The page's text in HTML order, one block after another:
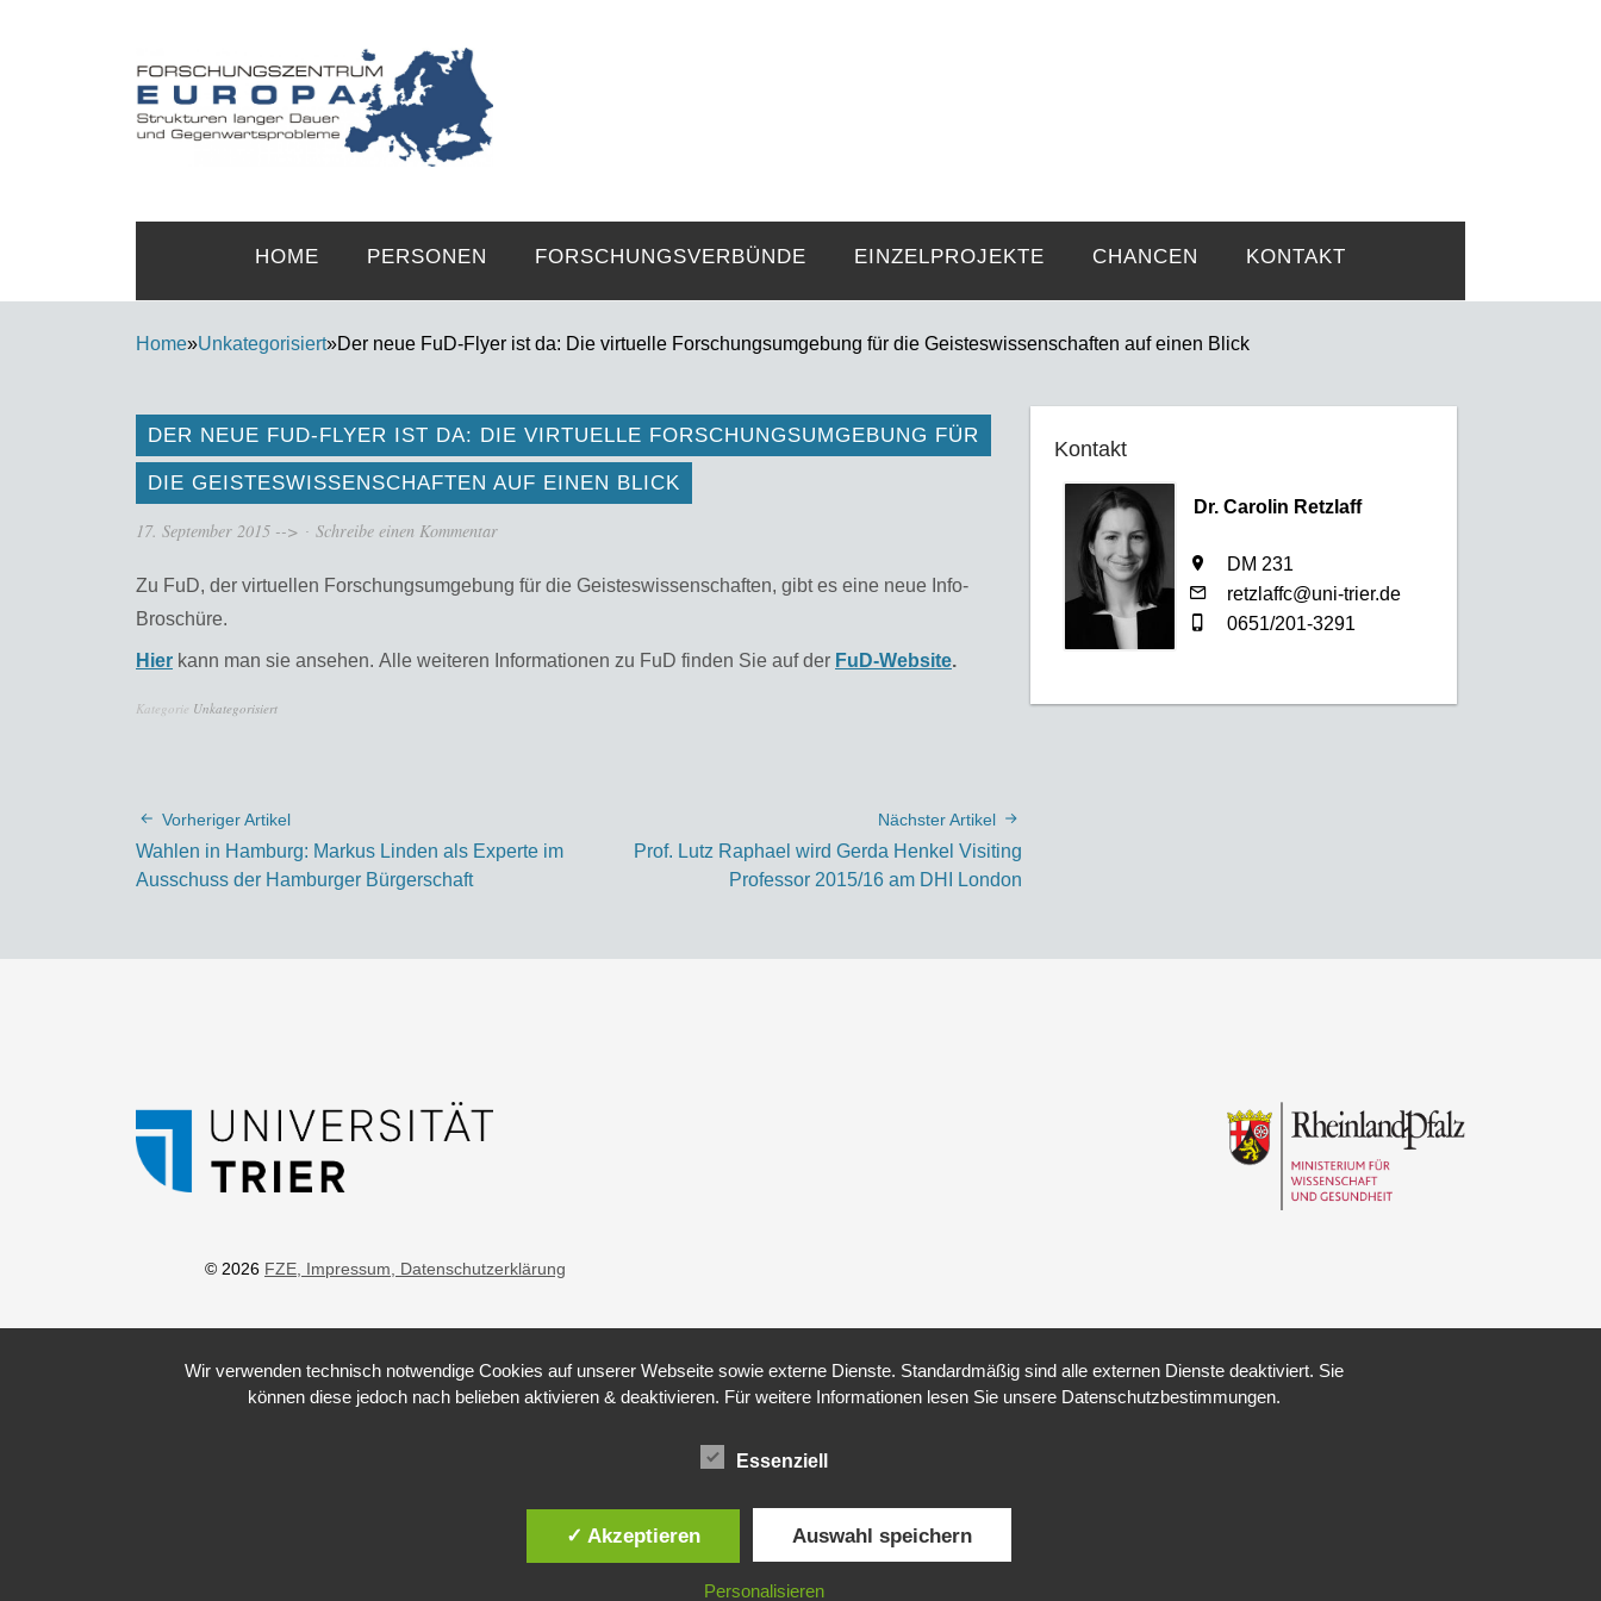
HOME PERSONEN FORSCHUNGSVERBÜNDE EINZELPROJEKTE CHANCEN KONTAKT
Home»Unkategorisiert»Der neue FuD-Flyer ist da: Die virtuelle Forschungsumgebung für die Geisteswissenschaften auf einen Blick
DER NEUE FUD-FLYER IST DA: DIE VIRTUELLE FORSCHUNGSUMGEBUNG FÜR
DIE GEISTESWISSENSCHAFTEN AUF EINEN BLICK
17. September 2015 --> Schreibe einen Kommentar
Zu FuD, der virtuellen Forschungsumgebung für die Geisteswissenschaften, gibt es eine neue Info-
Broschüre.
Hier kann man sie ansehen. Alle weiteren Informationen zu FuD finden Sie auf der FuD-Website.
Kategorie Unkategorisiert
Vorheriger Artikel
Wahlen in Hamburg: Markus Linden als Experte im
Ausschuss der Hamburger Bürgerschaft
Nächster Artikel
Prof. Lutz Raphael wird Gerda Henkel Visiting
Professor 2015/16 am DHI London
Kontakt
Dr. Carolin Retzlaff
DM 231
retzlaffc@uni-trier.de
0651/201-3291
© 2026 FZE , Impressum , Datenschutzerklärung
Wir verwenden technisch notwendige Cookies auf unserer Webseite sowie externe Dienste. Standardmäßig sind alle externen Dienste deaktiviert. Sie
können diese jedoch nach belieben aktivieren & deaktivieren. Für weitere Informationen lesen Sie unsere Datenschutzbestimmungen.
Essenziell
✓ Akzeptieren Auswahl speichern
Personalisieren